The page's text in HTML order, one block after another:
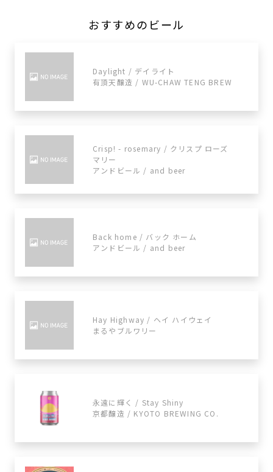
おすすめのビール
Daylight / デイライト
有頂天醸造 / WU-CHAW TENG BREW
Crisp! - rosemary / クリスプ ローズ
マリー
アンドビール / and beer
Back home / バック ホーム
アンドビール / and beer
Hay Highway / ヘイ ハイウェイ
まるやブルワリー
永遠に輝く / Stay Shiny
京都醸造 / KYOTO BREWING CO.